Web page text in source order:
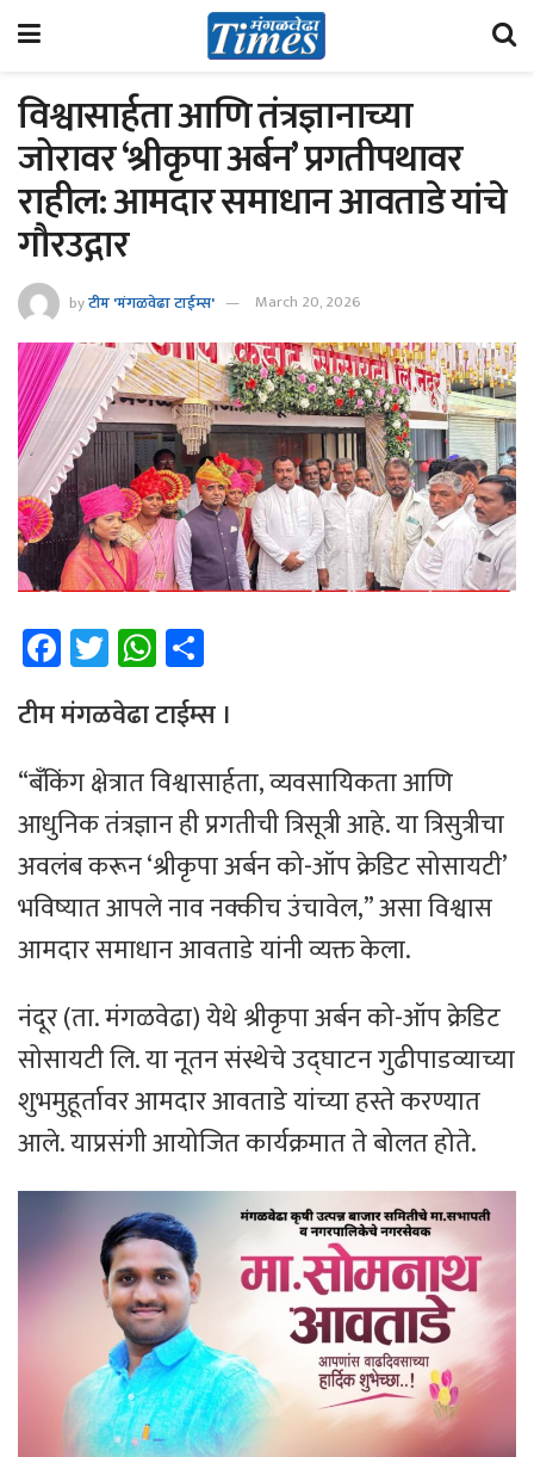
विश्वासार्हता आणि तंत्रज्ञानाच्या
जोरावर ‘श्रीकृपा अर्बन’ प्रगतीपथावर
राहील: आमदार समाधान आवताडे यांचे
गौरउद्गार
byटीम 'मंगळवेढा टाईम्स' March 20, 2026
Fa
ce
b
o
ok
T
wi
tt
er
W
h
at
sA
p
p
e
टीममंगळवेढाटाईम्स ।
“बँकिंग क्षेत्रात विश्वासार्हता, व्यवसायिकता आणि
आधुनिक तंत्रज्ञान ही प्रगतीची त्रिसूत्री आहे. या त्रिसुत्रीचा
अवलंब करून ‘श्रीकृपा अर्बन को-ऑप क्रेडिट सोसायटी’
भविष्यात आपले नाव नक्कीच उंचावेल,” असा विश्वास
आमदार समाधान आवताडे यांनी व्यक्त केला.
​नंदूर (ता. मंगळवेढा) येथे श्रीकृपा अर्बन को-ऑप क्रेडिट
सोसायटी लि. या नूतन संस्थेचे उद्घाटन गुढीपाडव्याच्या
शुभमुहूर्तावर आमदार आवताडे यांच्या हस्ते करण्यात
आले. याप्रसंगी आयोजित कार्यक्रमात ते बोलत होते.